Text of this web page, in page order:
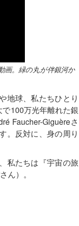
画。緑の丸が伴銀河か
地球、私たちひとり
100万光年離れた銀
Faucher-Giguèreさ
。反対に、身の周り
私たちは『宇宙の旅
ん）。